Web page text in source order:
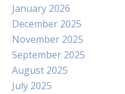
January 2026
December 2025
November 2025
September 2025
August 2025
July 2025